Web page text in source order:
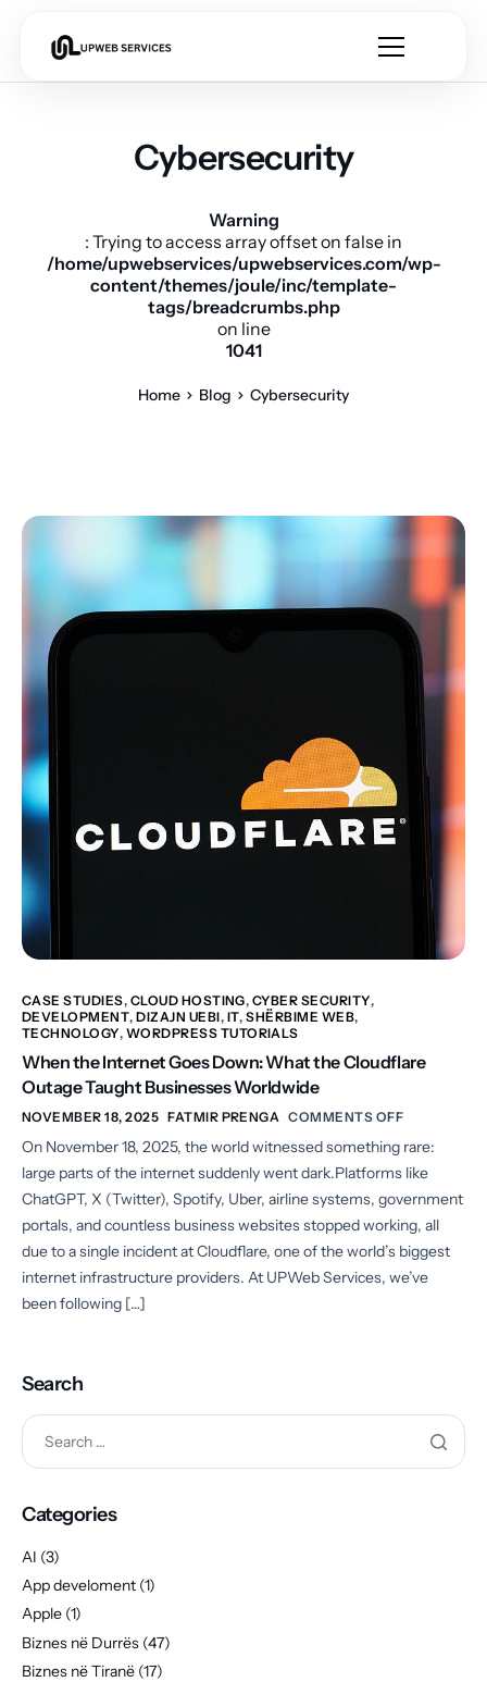
Cybersecurity
Warning
: Trying to access array offset on false in
/home/upwebservices/upwebservices.com/wp-
content/themes/joule/inc/template-
tags/breadcrumbs.php
on line
1041
Home Blog Cybersecurity
CASE STUDIES, CLOUD HOSTING, CYBER SECURITY,
DEVELOPMENT,DIZAJN UEBI, IT,SHËRBIME WEB,
TECHNOLOGY, WORDPRESS TUTORIALS
When the Internet Goes Down: What the Cloudflare
Outage Taught Businesses Worldwide
NOVEMBER 18, 2025 FATMIR PRENGA COMMENTS OFF
On November 18, 2025, the world witnessed something rare:
large parts of the internet suddenly went dark.Platforms like
ChatGPT, X (Twitter), Spotify, Uber, airline systems, government
portals, and countless business websites stopped working, all
due to a single incident at Cloudflare, one of the world’s biggest
internet infrastructure providers. At UPWeb Services, we’ve
been following […]
Search
Categories
AI (3)
App develoment (1)
Apple (1)
Biznes në Durrës (47)
Biznes në Tiranë (17)